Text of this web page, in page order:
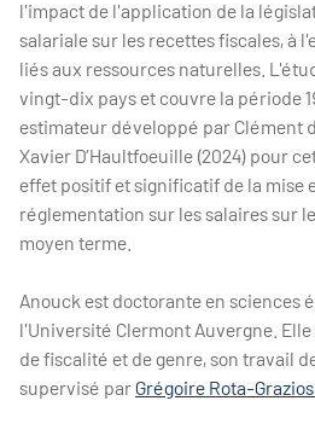
l'impact de l'application de la
salariale sur les recettes fiscales, à
liés aux ressources naturelles.
vingt-dix pays et couvre la période
estimateur développé par Clément
Xavier D’Haultfoeuille (2024) pour
effet positif et significatif de la mise
réglementation sur les salaires sur
moyen terme.
Anouck est doctorante en sciences
l'Université Clermont Auvergne.
de fiscalité et de genre, son travail
supervisé parGrégoire Rota-